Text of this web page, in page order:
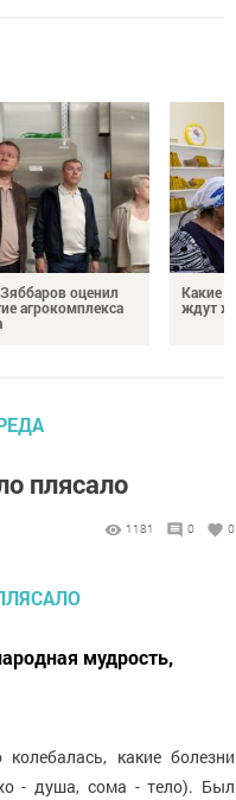
оценил
агрокомплекса
Какие
ждут
плясало
1181 0 0
мудрость,
какие болезни
- душа, сома - тело). Был